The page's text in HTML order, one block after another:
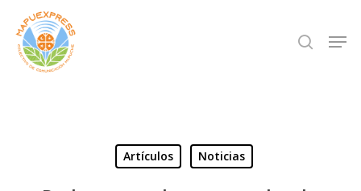
Skip
main
search
Artículos Noticias
Close